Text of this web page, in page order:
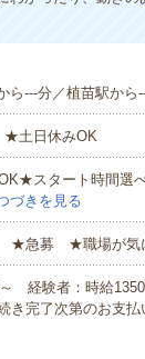
ら---分／植苗駅から
★土日休みOK
スタート時間選
づきを見る
★急募 ★職場が気
経験者：時給
完了次第のお支払